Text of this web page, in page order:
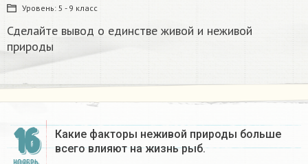
Уровень: 5 - 9 класс
Сделайте вывод о единстве живой и неживой
природы
16
Какие факторы неживой природы больше
всего влияют на жизнь рыб.